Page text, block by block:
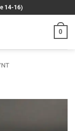
14-16)
0